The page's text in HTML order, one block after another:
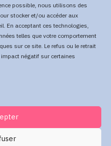
possible, nous utilisons des
stocker et/ou accéder aux
En acceptant ces technologies,
telles que votre comportement
sur ce site. Le refus ou le retrait
négatif sur certaines
to a Clear
of the
Now